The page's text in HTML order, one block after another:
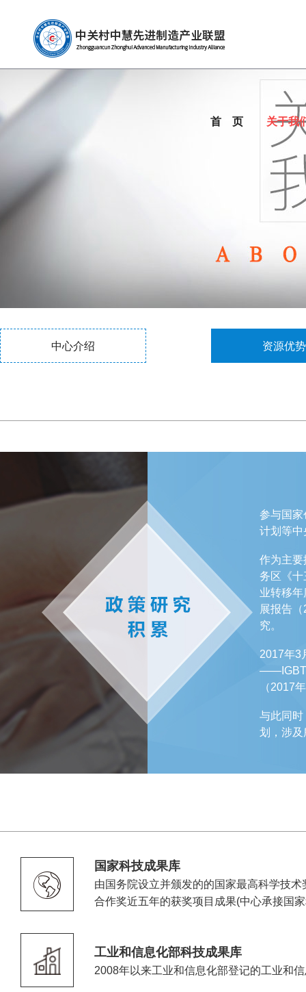
首 页 关于我
中心介绍 资源优势
参与国
计划等中
作为主
务区《十
业转移
展报告
究。
2017年3
——IGBT
（2017
与此同时
划，涉及
国家科技成果库
由国务院设立并颁发的的国家最高科学技
合作奖近五年的获奖项目成果(中心承接国
工业和信息化部科技成果库
2008年以来工业和信息化部登记的工业和